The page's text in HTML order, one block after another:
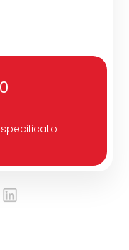
specificato